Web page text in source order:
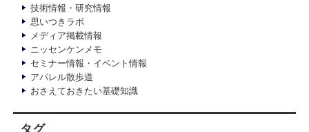
技術情報・研究情報
思いつきラボ
メディア掲載情報
ニッセンケンメモ
セミナー情報・イベント情報
アパレル散歩道
おさえておきたい基礎知識